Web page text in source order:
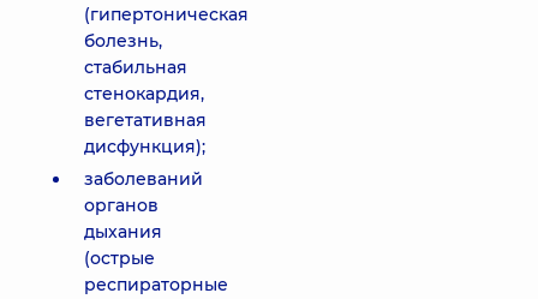
(гипертоническая
болезнь,
стабильная
стенокардия,
вегетативная
дисфункция);
заболеваний
органов
дыхания
(острые
респираторные